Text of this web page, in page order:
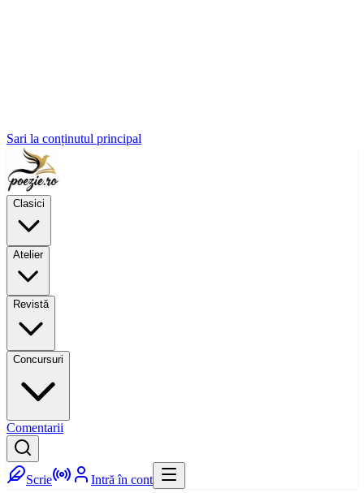
Sari la conținutul principal
Clasici
Atelier
Revistă
Concursuri
Comentarii
Scrie Intră în cont